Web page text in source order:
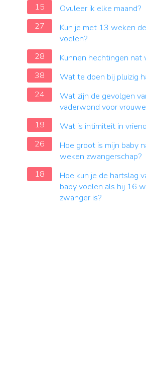
15
Ovuleer ik elke maand?
27
Kun je met 13 weken
voelen?
28
Kunnen hechtingen nat
38
Wat te doen bij pluizig
24
Wat zijn de gevolgen
vaderwond voor
19
Wat is intimiteit in
26
Hoe groot is mijn baby
weken zwangerschap?
18
Hoe kun je de hartslag
baby voelen als hij 16
zwanger is?